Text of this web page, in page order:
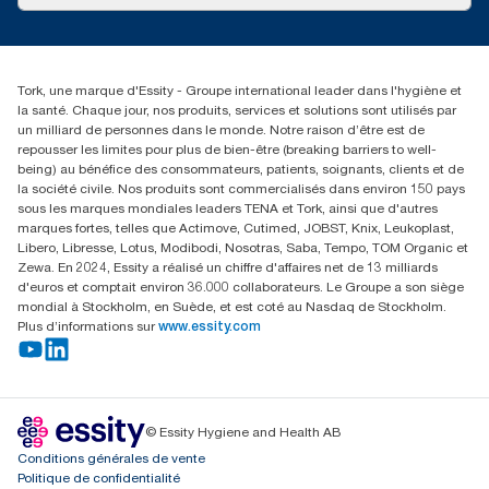
Reclamation pour distributeurs
+41 (0)848/810152
Essity Switzerland AG
Parkstraße 1b
6214 Schenkon
Lundi-jeudi 8:00-16:30 | Vendredi 8:00-15:00
GLN: 7609999000928
Tork, une marque d'Essity - Groupe international leader dans l'hygiène et
la santé. Chaque jour, nos produits, services et solutions sont utilisés par
un milliard de personnes dans le monde. Notre raison d’être est de
repousser les limites pour plus de bien-être (breaking barriers to well-
being) au bénéfice des consommateurs, patients, soignants, clients et de
la société civile. Nos produits sont commercialisés dans environ 150 pays
sous les marques mondiales leaders TENA et Tork, ainsi que d'autres
marques fortes, telles que Actimove, Cutimed, JOBST, Knix, Leukoplast,
Libero, Libresse, Lotus, Modibodi, Nosotras, Saba, Tempo, TOM Organic et
Zewa. En 2024, Essity a réalisé un chiffre d'affaires net de 13 milliards
d'euros et comptait environ 36.000 collaborateurs. Le Groupe a son siège
mondial à Stockholm, en Suède, et est coté au Nasdaq de Stockholm.
Plus d’informations sur www.essity.com
© Essity Hygiene and Health AB
Conditions générales de vente
Politique de confidentialité